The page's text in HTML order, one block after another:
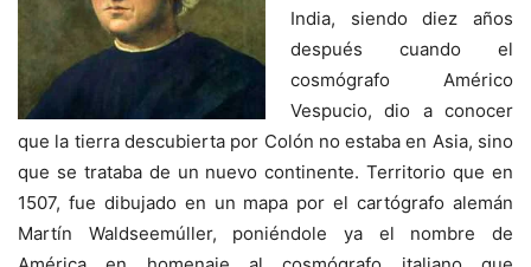
India, siendo diez años
después cuando el
cosmógrafo Américo
Vespucio, dio a conocer
que la tierra descubierta por Colón no estaba en Asia, sino
que se trataba de un nuevo continente. Territorio que en
1507, fue dibujado en un mapa por el cartógrafo alemán
Martín Waldseemúller, poniéndole ya el nombre de